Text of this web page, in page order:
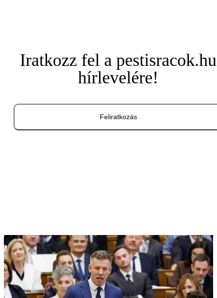
Iratkozz fel a pestisracok.hu
hírlevelére!
Feliratkozás